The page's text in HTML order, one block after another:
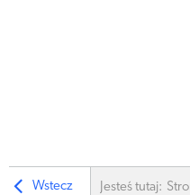
Wstecz Jesteś tutaj: